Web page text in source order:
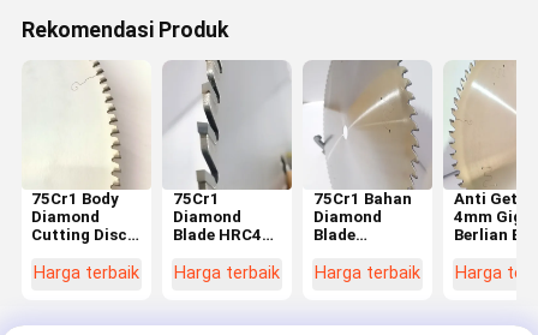
Rekomendasi Produk
75Cr1 Body
Diamond
Cutting Disc
Lasting
Harga terbaik
75Cr1
Diamond
Blade HRC45
quarry
Harga terbaik
75Cr1 Bahan
Diamond
Blade
Daur Ulang
Harga terbaik
Anti
4mm Gigi
Berlian
HRC50
Harga